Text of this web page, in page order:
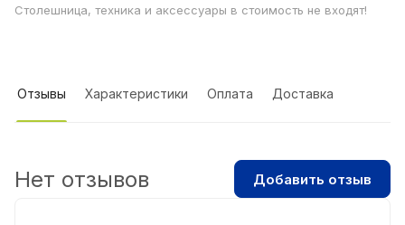
Столешница, техника и аксессуары в стоимость не входят!
Отзывы Характеристики Оплата Доставка
Нет отзывов Добавить отзыв